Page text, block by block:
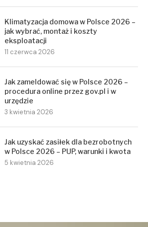
Klimatyzacja domowa w Polsce 2026 –
jak wybrać, montaż i koszty
eksploatacji
11 czerwca 2026
Jak zameldować się w Polsce 2026 –
procedura online przez gov.pl i w
urzędzie
3 kwietnia 2026
Jak uzyskać zasiłek dla bezrobotnych
w Polsce 2026 – PUP, warunki i kwota
5 kwietnia 2026